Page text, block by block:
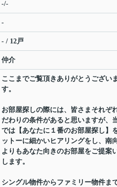
-/-
-
- / 12戸
仲介
ここまでご覧頂きありがとうござい
す。
お部屋探しの際には、皆さまそれぞ
だわりの条件があると思いますが、
では【あなたに１番のお部屋探し】
ットーに細かいヒアリングをし、南
よりもあなた向きのお部屋をご提案
します。
シングル物件からファミリー物件ま